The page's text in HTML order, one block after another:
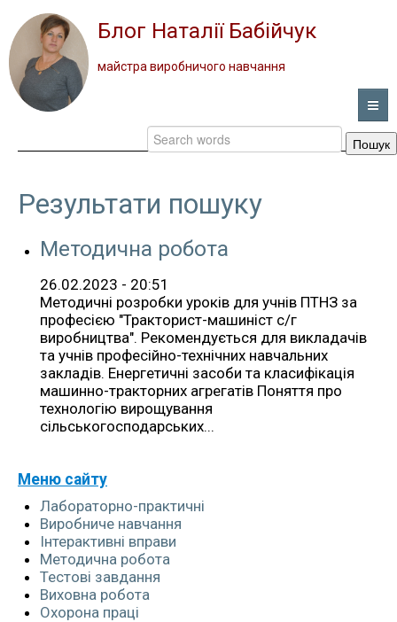
Блог Наталії Бабійчук
майстра виробничого навчання
ГОЛОВНА
НОВИНИ
ПОРТФОЛІО
ПРО ПРОФЕСІЮ
ЗВОРОТНИЙ ЗВ’ЯЗОК
+380999123278
Результати пошуку
Методична робота
26.02.2023 - 20:51
Методичні розробки уроків для учнів ПТНЗ за
професією "Тракторист-машиніст с/г
виробництва". Рекомендується для викладачів
та учнів професійно-технічних навчальних
закладів. Енергетичні засоби та класифікація
машинно-тракторних агрегатів Поняття про
технологію вирощування
сільськогосподарських...
Меню сайту
Лабораторно-практичні
Виробниче навчання
Інтерактивні вправи
Методична робота
Тестові завдання
Виховна робота
Охорона праці